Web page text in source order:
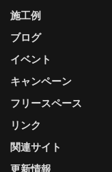
更新情報
施工例
ブログ
イベント
キャンペーン
フリースペース
リンク
関連サイト